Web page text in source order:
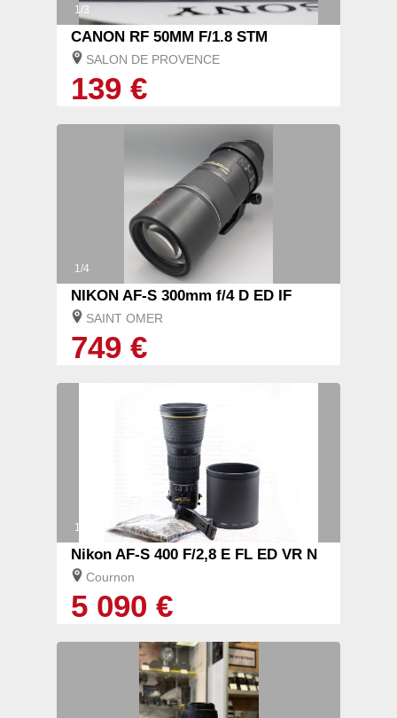
1/3
CANON RF 50MM F/1.8 STM
SALON DE PROVENCE
139 €
1/4
NIKON AF-S 300mm f/4 D ED IF
SAINT OMER
749 €
1/3
Nikon AF-S 400 F/2,8 E FL ED VR N
Cournon
5 090 €